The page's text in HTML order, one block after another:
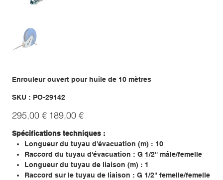
Enrouleur ouvert pour huile de 10 mètres
SKU : SKU
PO-
PO-29142
Prix
d’origine
295,00 €
Prix
promotionnel
189,00 €
Spécifications techniques :
Longueur du tuyau d'évacuation (m) : 10
Raccord du tuyau d'évacuation : G 1/2'' mâle/femelle
Longueur du tuyau de liaison (m) : 1
Raccord sur le tuyau de liaison : G 1/2'' femelle/femelle